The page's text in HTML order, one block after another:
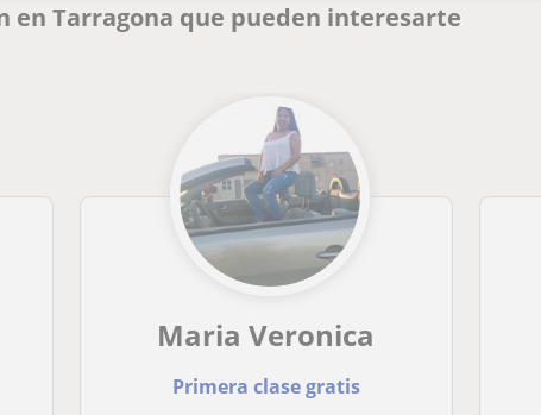
en Tarragona que pueden interesarte
Maria Veronica
Primera clase gratis